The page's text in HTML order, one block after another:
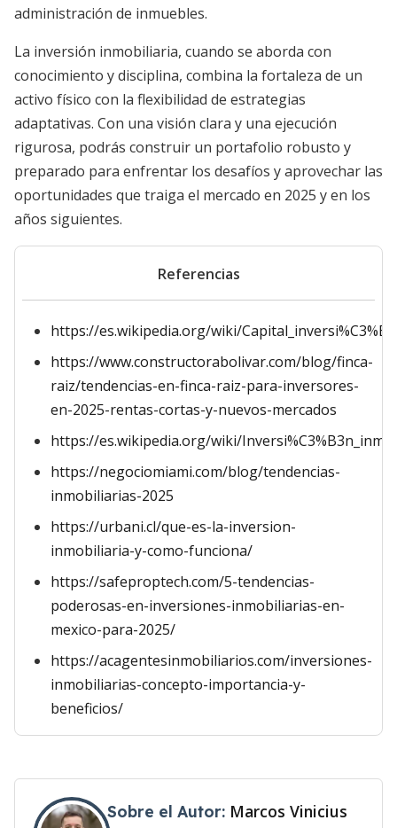
administración de inmuebles.
La inversión inmobiliaria, cuando se aborda con
conocimiento y disciplina, combina la fortaleza de un
activo físico con la flexibilidad de estrategias
adaptativas. Con una visión clara y una ejecución
rigurosa, podrás construir un portafolio robusto y
preparado para enfrentar los desafíos y aprovechar las
oportunidades que traiga el mercado en 2025 y en los
años siguientes.
Referencias
https://es.wikipedia.org/wiki/
https://www.constructorabolivar.com/blog/finca-
raiz/tendencias-en-finca-raiz-para-inversores-
en-2025-rentas-cortas-y-nuevos-mercados
https://es.wikipedia.org/wiki/
https://negociomiami.com/blog/tendencias-
inmobiliarias-2025
https://urbani.cl/que-es-la-inversion-
inmobiliaria-y-como-funciona/
https://safeproptech.com/5-tendencias-
poderosas-en-inversiones-inmobiliarias-en-
mexico-para-2025/
https://acagentesinmobiliarios.com/inversiones-
inmobiliarias-concepto-importancia-y-
beneficios/
Sobre el Autor: Marcos Vinicius